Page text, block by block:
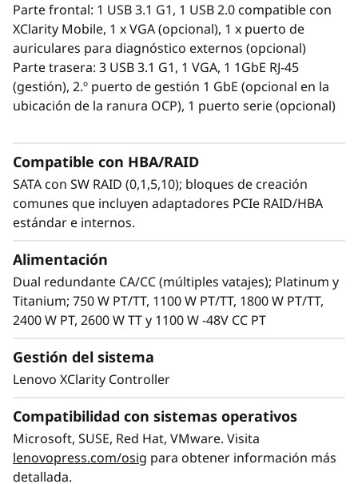
virtualización, informática de alto rendimiento
y para la nube, precisan servidores con
potencia, velocidad y capacidad para operar
sin interrupciones. La gran cantidad de
memoria DDR5 de última generación que
admite el ThinkSystem SR650 V3 ofrece el
de trabajo actuales. Incluye opciones de
almacenamiento flexibles con las unidades
«hot-swap» para adaptar fácilmente el SR650
V3 para gestionar también la próxima
Parte frontal: 1 USB 3.1 G1, 1 USB 2.0 compatible con
XClarity Mobile, 1 x VGA (opcional), 1 x puerto de
auriculares para diagnóstico externos (opcional)
Parte trasera: 3 USB 3.1 G1, 1 VGA, 1 1GbE RJ-45
(gestión), 2.º puerto de gestión 1 GbE (opcional en la
ubicación de la ranura OCP), 1 puerto serie (opcional)
Compatible con HBA/RAID
SATA con SW RAID (0,1,5,10); bloques de creación
comunes que incluyen adaptadores PCIe RAID/HBA
estándar e internos.
Alimentación
Dual redundante CA/CC (múltiples vatajes); Platinum y
Titanium; 750 W PT/TT, 1100 W PT/TT, 1800 W PT/TT,
2400 W PT, 2600 W TT y 1100 W -48V CC PT
Gestión del sistema
Lenovo XClarity Controller
Compatibilidad con sistemas operativos
Microsoft, SUSE, Red Hat, VMware. Visita
lenovopress.com/osig para obtener información más
detallada.